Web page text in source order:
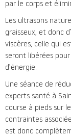
par le corps et
Les ultrasons
graisseux, et donc
viscères, celle qui
seront libérées
d’énergie.
Une séance de
experts santé à
course à pieds sur
contraintes
est donc